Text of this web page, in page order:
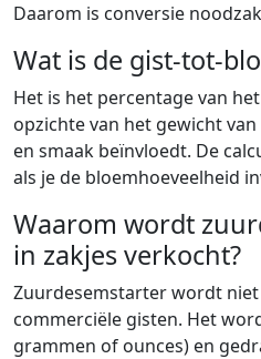
Daarom is conversie
Wat is de gist-tot-
Het is het percentage van het
opzichte van het gewicht
en smaak beïnvloedt. De
als je de bloemhoeveelheid
Waarom wordt
in zakjes verkocht?
Zuurdesemstarter wordt
commerciële gisten. Het
grammen of ounces) en